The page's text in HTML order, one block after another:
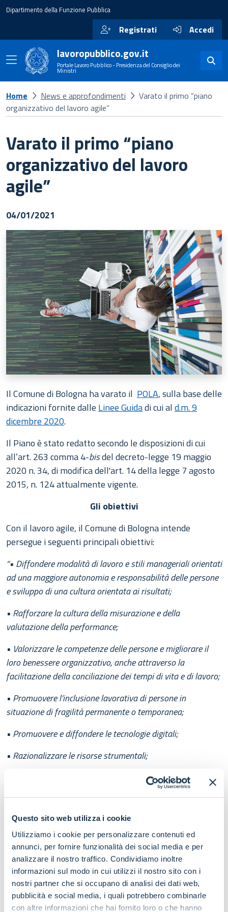
Questo sito web utilizza i cookie
Utilizziamo i cookie per personalizzare contenuti ed
annunci, per fornire funzionalità dei social media e per
analizzare il nostro traffico. Condividiamo inoltre
informazioni sul modo in cui utilizzi il nostro sito con i
nostri partner che si occupano di analisi dei dati web,
pubblicità e social media, i quali potrebbero combinarle
con altre informazioni che hai fornito loro o che hanno
Dipartimento della Funzione Pubblica
Registrati Accedi
lavoropubblico.gov.it
Portale Lavoro Pubblico - Presidenza del Consiglio dei
Ministri
Home News e approfondimenti
Varato il primo “piano
organizzativo del lavoro agile”
Varato il primo “piano
organizzativo del lavoro
agile”
04/01/2021
Il Comune di Bologna ha varato il POLA, sulla base delle
indicazioni fornite dalle Linee Guidadi cui ald.m. 9
dicembre 2020.
Il Piano è stato redatto secondo le disposizioni di cui
all’art. 263 comma 4-bisdel decreto-legge 19 maggio
2020 n. 34, di modifica dell'art. 14 della legge 7 agosto
2015, n. 124 attualmente vigente.
Gli obiettivi
Con il lavoro agile, il Comune di Bologna intende
persegue i seguenti principali obiettivi:
“• Diffondere modalità di lavoro e stili manageriali orientati
ad una maggiore autonomia e responsabilità delle persone
e sviluppo di una cultura orientata ai risultati;
• Rafforzare la cultura della misurazione e della
valutazione della performance;
• Valorizzare le competenze delle persone e migliorare il
loro benessere organizzativo, anche attraverso la
facilitazione della conciliazione dei tempi di vita e di lavoro;
• Promuovere l’inclusione lavorativa di persone in
situazione di fragilità permanente o temporanea;
• Promuovere e diffondere le tecnologie digitali;
• Razionalizzare le risorse strumentali;
•Contribuire allo sviluppo sostenibile della Città. “
Nel Piano Organizzativo sono presenti i dati di
attuazione del lavoro agile che fanno riferimento al
01/12/2020.
Infatti, a“ tale data i dipendenti sono 4.634, compreso il
personale con contratto a tempo determinato. Sul totale, gli